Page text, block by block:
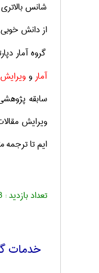
شانس بالاتری
از دانش خوبی
گروه آمار
آمار و
سابقه
ویرایش
ایم تا
تعداد بازدید :
خدمات